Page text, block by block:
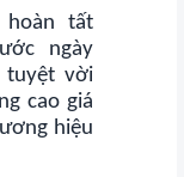
hoàn tất
ngày
tuyệt vời
cao giá
hiệu